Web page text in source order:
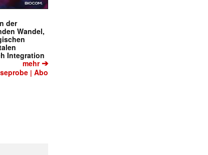
der
Wandel,
Integration
mehr➔
|Abo